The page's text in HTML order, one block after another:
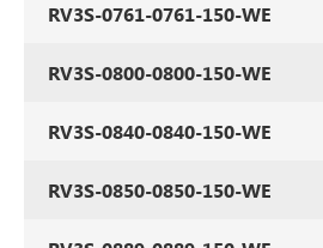
RV3S-0761-0761-150-WE
RV3S-0800-0800-150-WE
RV3S-0840-0840-150-WE
RV3S-0850-0850-150-WE